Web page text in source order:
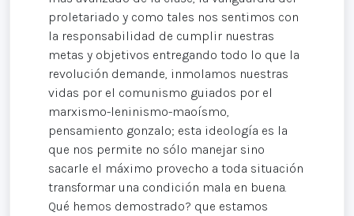
proletariado y como tales nos sentimos con
la responsabilidad de cumplir nuestras
metas y objetivos entregando todo lo que la
revolución demande, inmolamos nuestras
vidas por el comunismo guiados por el
marxismo-leninismo-maoísmo,
pensamiento gonzalo; esta ideología es la
que nos permite no sólo manejar sino
sacarle el máximo provecho a toda situación
transformar una condición mala en buena.
Qué hemos demostrado? que estamos